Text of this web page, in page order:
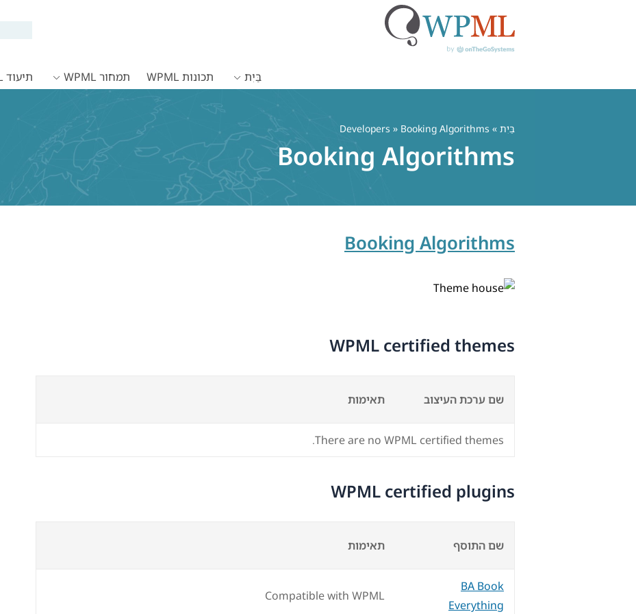
בַּיִת תכונות WPML תמחור WPML תיעוד WPML
בַּיִת » Developers » Booking Algorithms
Booking Algorithms
Booking Algorithms
WPML certified themes
שם ערכת העיצוב תאימות
There are no WPML certified themes.
WPML certified plugins
שם התוסף תאימות
BA Book
Everything
Compatible with WPML